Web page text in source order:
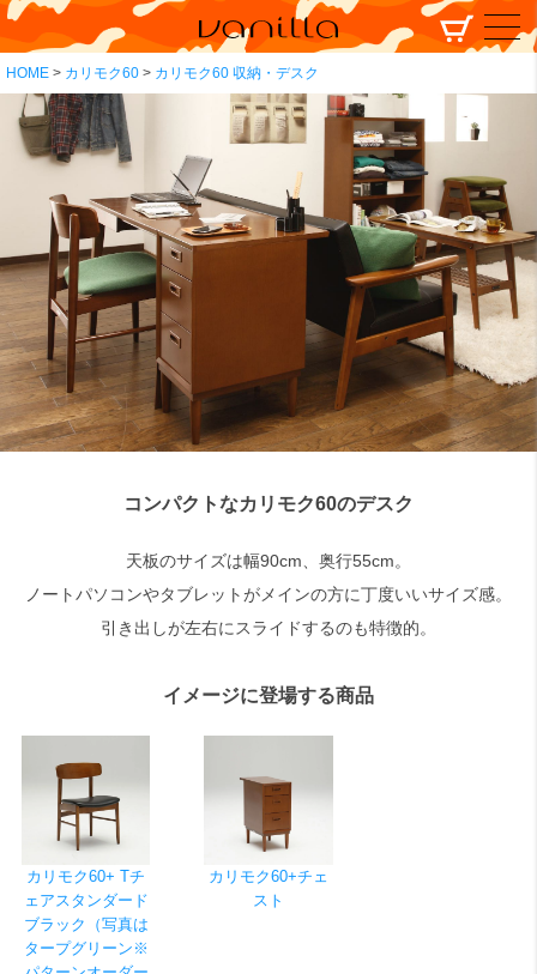
HOME カリモク60 カリモク60 収納・デスク
検索
コンパクトなカリモク60のデスク
天板のサイズは幅90cm、奥行55cm。
ノートパソコンやタブレットがメインの方に丁度いいサイズ感。
引き出しが左右にスライドするのも特徴的。
イメージに登場する商品
カリモク60+ Tチ
ェアスタンダード
ブラック（写真は
タープグリーン※
カリモク60+チェ
スト